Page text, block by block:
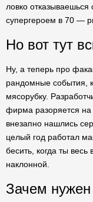
ловко
супергероем в 70 —
Но вот тут
Ну, а теперь про
рандомные события,
мясорубку.
фирма разоряется на
внезапно нашлись
целый год работал
бесить, когда ты
наклонной.
Зачем